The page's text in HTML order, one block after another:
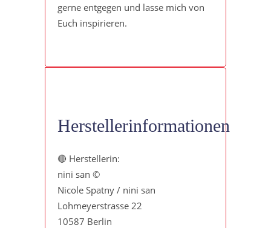
gerne entgegen und lasse mich von
Euch inspirieren.
Herstellerinformationen
🔴 Herstellerin:
nini san ©
Nicole Spatny / nini san
Lohmeyerstrasse 22
10587 Berlin